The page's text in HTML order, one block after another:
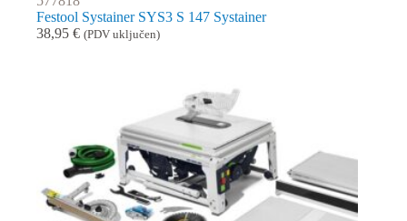
Festool Systainer SYS3 S 147 Systainer
38,95 € (PDV uključen)